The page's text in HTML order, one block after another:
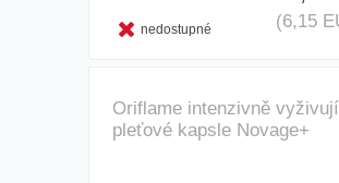
(6,15
nedostupné
Oriflame intenzivně
pleťové kapsle Novage+